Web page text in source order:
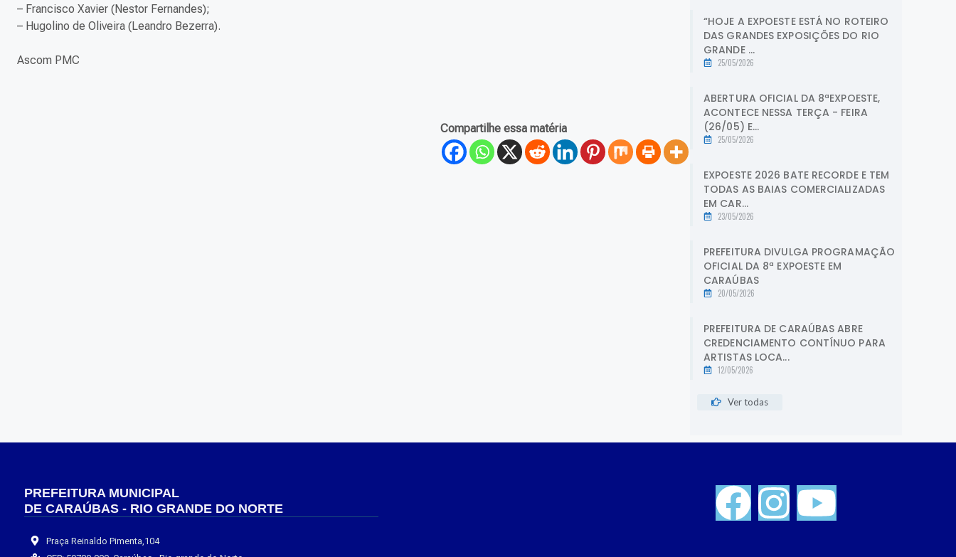
– Francisco Xavier (Nestor Fernandes);
– Hugolino de Oliveira (Leandro Bezerra).
Ascom PMC
Compartilhe essa matéria
“HOJE A EXPOESTE ESTÁ NO ROTEIRO
DAS GRANDES EXPOSIÇÕES DO RIO
GRANDE ...
25/05/2026
ABERTURA OFICIAL DA 8ªEXPOESTE,
ACONTECE NESSA TERÇA - FEIRA
(26/05) E...
25/05/2026
EXPOESTE 2026 BATE RECORDE E TEM
TODAS AS BAIAS COMERCIALIZADAS
EM CAR...
23/05/2026
PREFEITURA DIVULGA PROGRAMAÇÃO
OFICIAL DA 8ª EXPOESTE EM
CARAÚBAS
20/05/2026
PREFEITURA DE CARAÚBAS ABRE
CREDENCIAMENTO CONTÍNUO PARA
ARTISTAS LOCA...
12/05/2026
Ver todas
PREFEITURA MUNICIPAL
DE CARAÚBAS - RIO GRANDE DO NORTE
Praça Reinaldo Pimenta,104